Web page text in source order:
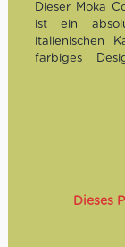
Dieser Moka
ist ein
italienischen
farbiges
die in der
nicht
Dieses